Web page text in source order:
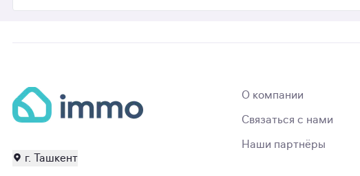
г. Ташкент
О компании
Связаться с нами
Наши партнёры